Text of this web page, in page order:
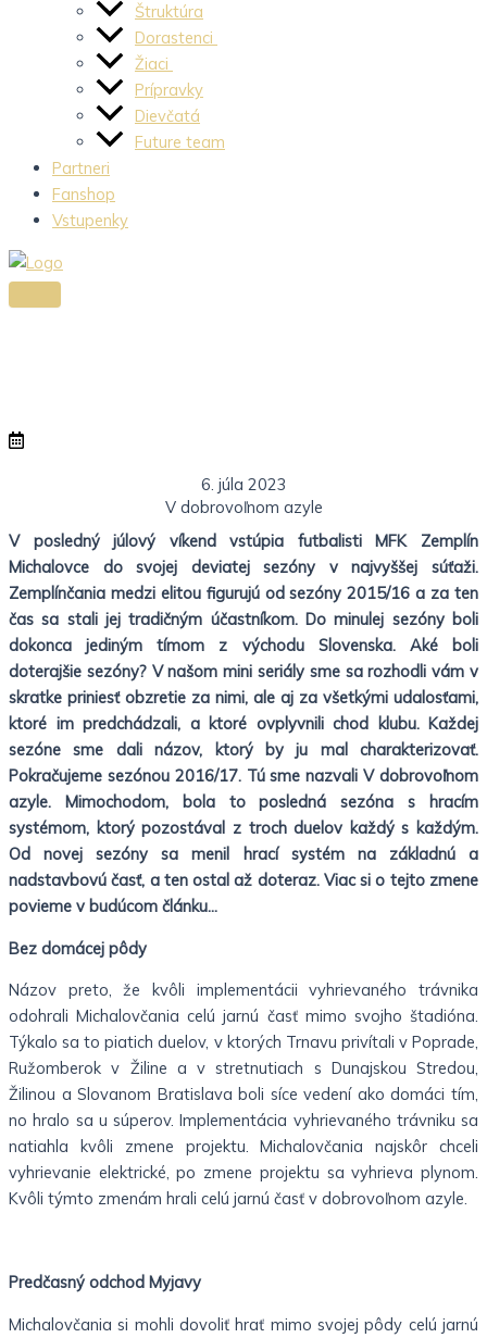
Štruktúra
Dorastenci
Žiaci
Prípravky
Dievčatá
Future team
Partneri
Fanshop
Vstupenky
6. júla 2023
V dobrovoľnom azyle
V posledný júlový víkend vstúpia futbalisti MFK Zemplín
Michalovce do svojej deviatej sezóny v najvyššej súťaži.
Zemplínčania medzi elitou figurujú od sezóny 2015/16 a za ten
čas sa stali jej tradičným účastníkom. Do minulej sezóny boli
dokonca jediným tímom z východu Slovenska. Aké boli
doterajšie sezóny? V našom mini seriály sme sa rozhodli vám v
skratke priniesť obzretie za nimi, ale aj za všetkými udalosťami,
ktoré im predchádzali, a ktoré ovplyvnili chod klubu. Každej
sezóne sme dali názov, ktorý by ju mal charakterizovať.
Pokračujeme sezónou 2016/17. Tú sme nazvali V dobrovoľnom
azyle. Mimochodom, bola to posledná sezóna s hracím
systémom, ktorý pozostával z troch duelov každý s každým.
Od novej sezóny sa menil hrací systém na základnú a
nadstavbovú časť, a ten ostal až doteraz. Viac si o tejto zmene
povieme v budúcom článku…
Bez domácej pôdy
Názov preto, že kvôli implementácii vyhrievaného trávnika
odohrali Michalovčania celú jarnú časť mimo svojho štadióna.
Týkalo sa to piatich duelov, v ktorých Trnavu privítali v Poprade,
Ružomberok v Žiline a v stretnutiach s Dunajskou Stredou,
Žilinou a Slovanom Bratislava boli síce vedení ako domáci tím,
no hralo sa u súperov. Implementácia vyhrievaného trávniku sa
natiahla kvôli zmene projektu. Michalovčania najskôr chceli
vyhrievanie elektrické, po zmene projektu sa vyhrieva plynom.
Kvôli týmto zmenám hrali celú jarnú časť v dobrovoľnom azyle.
Predčasný odchod Myjavy
Michalovčania si mohli dovoliť hrať mimo svojej pôdy celú jarnú